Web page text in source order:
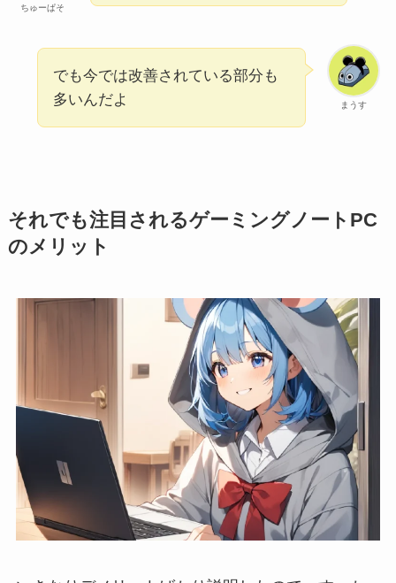
ちゅーぱそ
まうす
でも今では改善されている部分も
多いんだよ
それでも注目されるゲーミングノートPC
のメリット